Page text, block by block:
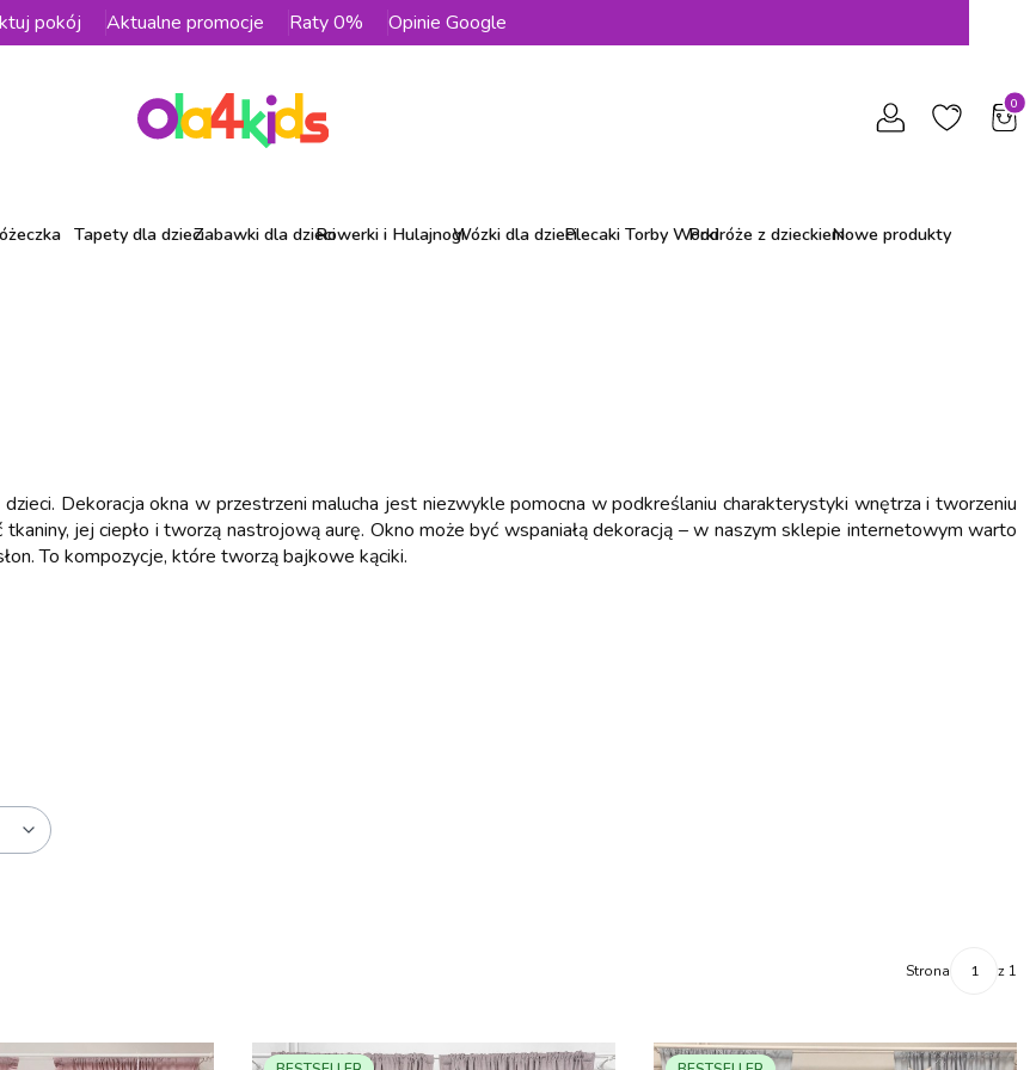
pokój Aktualne promocje Raty 0% Opinie Google
Tapety dla dzieciZabawki dla dzieciRowerki i HulajnogiWózki dla dzieciPlecaki Torby WorkiPodróże z dzieckiemNowe produkty
Dekoracja okna w przestrzeni malucha jest niezwykle pomocna w podkreślaniu charakterystyki wnętrza i tworzeniu
jej ciepło i tworzą nastrojową aurę. Okno może być wspaniałą dekoracją – w naszym sklepie internetowym warto
To kompozycje, które tworzą bajkowe kąciki.
Strona z 1